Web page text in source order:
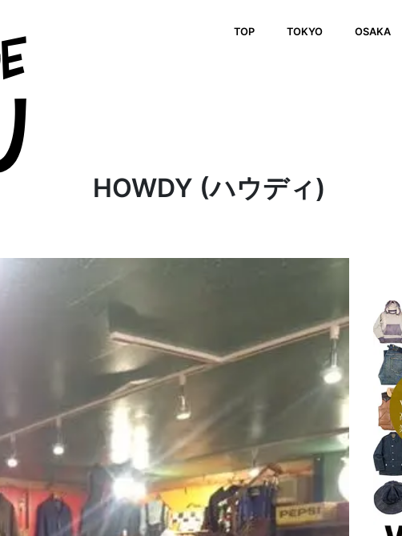
TOP TOKYO OSAKA
HOWDY (ハウディ)